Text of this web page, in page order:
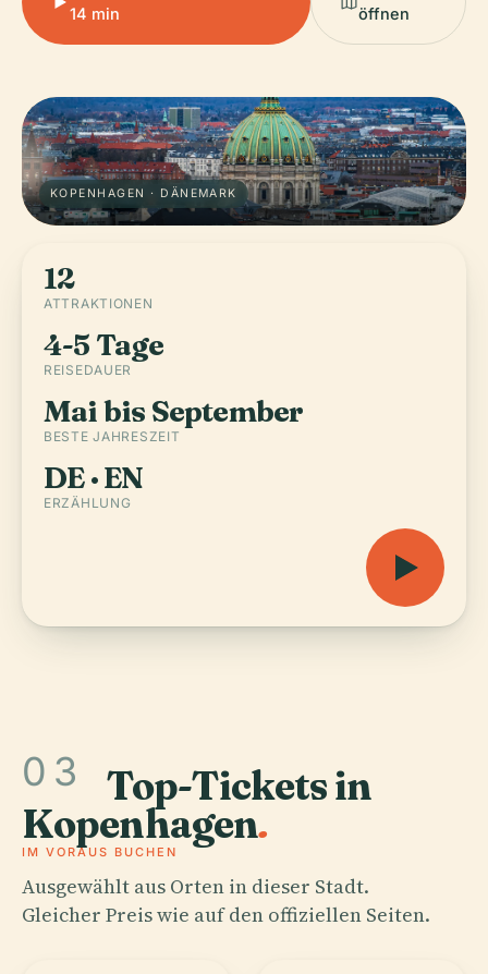
14 min
öffnen
KOPENHAGEN · DÄNEMARK
12
ATTRAKTIONEN
4-5 Tage
REISEDAUER
Mai bis September
BESTE JAHRESZEIT
DE · EN
ERZÄHLUNG
03 Top-Tickets in
Kopenhagen.
IM VORAUS BUCHEN
Ausgewählt aus Orten in dieser Stadt.
Gleicher Preis wie auf den offiziellen Seiten.